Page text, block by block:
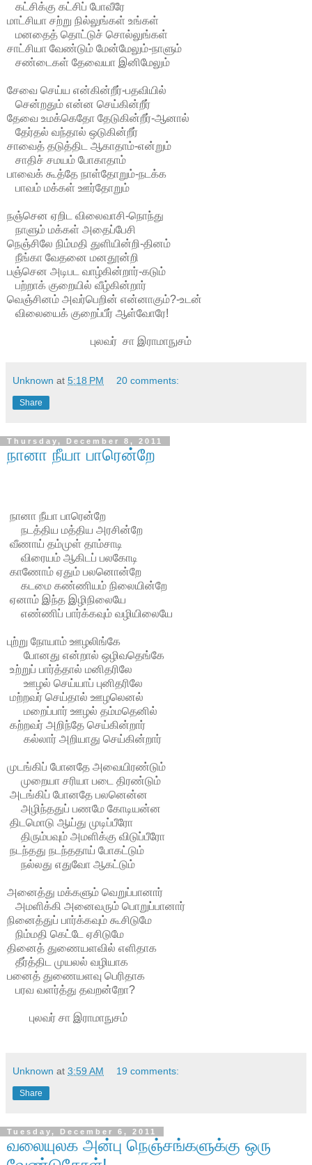
கட்சிக்கு கட்சிப் போவீரே
மாட்சியா சற்று நில்லுங்கள் உங்கள்
மனதைத் தொட்டுச் சொல்லுங்கள்
சாட்சியா வேண்டும் மேன்மேலும்-நாளும்
சண்டைகள் தேவையா இனிமேலும்
சேவை செய்ய என்கின்றீர்-பதவியில்
சென்றதும் என்ன செய்கின்றீர்
தேவை உமக்கெதோ தேடுகின்றீர்-ஆனால்
தேர்தல் வந்தால் ஒடுகின்றீர்
சாவைத் தடுத்திட ஆகாதாம்-என்றும்
சாதிச் சமயம் போகாதாம்
பாவைக் கூத்தே நாள்தோறும்-நடக்க
பாவம் மக்கள் ஊர்தோறும்
நஞ்சென ஏறிட விலைவாசி-நொந்து
நாளும் மக்கள் அதைப்பேசி
நெஞ்சிலே நிம்மதி துளியின்றி-தினம்
நீங்கா வேதனை மனதூன்றி
பஞ்சென அடிபட வாழ்கின்றார்-கடும்
பற்றாக் குறையில் வீழ்கின்றார்
வெஞ்சினம் அவர்பெறின் என்னாகும்?-உடன்
விலையைக் குறைப்பீர் ஆள்வோரே!
புலவர் சா இராமாநுசம்
Unknown at 5:18 PM 20 comments:
Share
Thursday, December 8, 2011
நானா நீயா பாரென்றே
நானா நீயா பாரென்றே
நடத்திய மத்திய அரசின்றே
வீணாய் தம்முள் தாம்சாடி
விரையம் ஆகிடப் பலகோடி
காணோம் ஏதும் பலனொன்றே
கடமை கண்ணியம் நிலையின்றே
ஏனாம் இந்த இழிநிலையே
எண்ணிப் பார்க்கவும் வழியிலையே
புற்று நோயாம் ஊழலிங்கே
போனது என்றால் ஒழிவதெங்கே
உற்றுப் பார்த்தால் மனிதரிலே
ஊழல் செய்யாப் புனிதரிலே
மற்றவர் செய்தால் ஊழலெனல்
மறைப்பார் ஊழல் தம்மதெனில்
கற்றவர் அறிந்தே செய்கின்றார்
கல்லார் அறியாது செய்கின்றார்
முடங்கிப் போனதே அவையிரண்டும்
முறையா சரியா படை திரண்டும்
அடங்கிப் போனதே பலனென்ன
அழிந்ததுப் பணமே கோடியன்ன
திடமொடு ஆய்து முடிப்பீரோ
திரும்பவும் அமளிக்கு விடுப்பீரோ
நடந்தது நடந்ததாய் போகட்டும்
நல்லது எதுவோ ஆகட்டும்
அனைத்து மக்களும் வெறுப்பானார்
அமளிக்கி அனைவரும் பொறுப்பானார்
நினைத்துப் பார்க்கவும் கூசிடுமே
நிம்மதி கெட்டே ஏசிடுமே
தினைத் துணையளவில் எளிதாக
தீர்த்திட முயலல் வழியாக
பனைத் துணையளவு பெரிதாக
பரவ வளர்த்து தவறன்றோ?
புலவர் சா இராமாநுசம்
Unknown at 3:59 AM 19 comments:
Share
Tuesday, December 6, 2011
வலையுலக அன்பு நெஞ்சங்களுக்கு ஒரு